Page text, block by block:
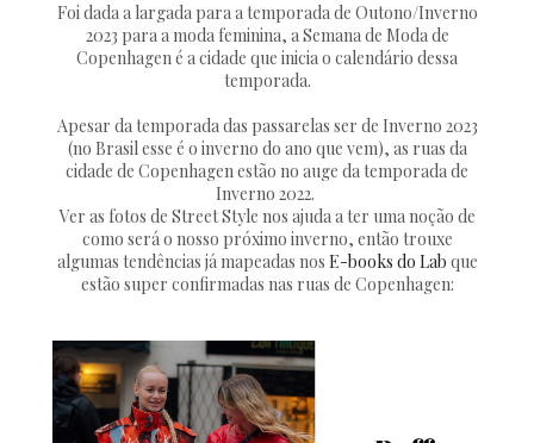
Foi dada a largada para a temporada de Outono/Inverno
2023 para a moda feminina, a Semana de Moda de
Copenhagen é a cidade que inicia o calendário dessa
temporada.
Apesar da temporada das passarelas ser de Inverno 2023
(no Brasil esse é o inverno do ano que vem), as ruas da
cidade de Copenhagen estão no auge da temporada de
Inverno 2022.
Ver as fotos de Street Style nos ajuda a ter uma noção de
como será o nosso próximo inverno, então trouxe
algumas tendências já mapeadas nos E-books do Lab que
estão super confirmadas nas ruas de Copenhagen: